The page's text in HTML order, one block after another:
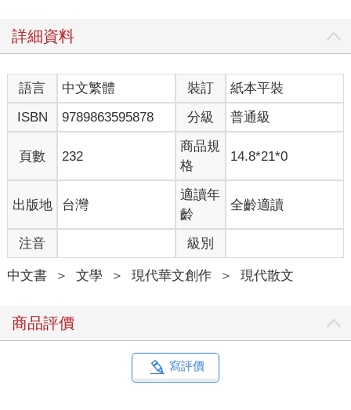
所以，我還時時有分別心，離「怨親平等」那麼遙遠吧。
你還那麼年輕，我很難說服你，不要因挫折所傷，因為我有時也
做不到。感情於佛法是虛妄，但真心卻是此生真實的宴饗！我們
這一生，終將體會真心的可貴；快一點，或慢一些，都很好。我
祝福你的人生，總有日光遍照、月光遍照，像你的名字，雲藏山
二○一一年十一月十日《聯合副刊》
〈祝福十六帖之十四 心像大海〉
媽媽：
大概四十歲以前，我的心常常住在一些情緒裡，比方說，憤怒、
我花了很長的歲月，才學會跟這些情緒相處，找到一些平衡之
發，我都覺得自己像是餓鬼或阿修羅。
詳細資料
語言 中文繁體 裝訂
紙本平裝
ISBN
9789863595878 分級 普通級
頁數 232
商品規
格
14.8*21*0
出版地 台灣
適讀年
齡
全齡適讀
注音 級別
中文書 ＞ 文學 ＞ 現代華文創作 ＞ 現代散文
商品評價
寫評價